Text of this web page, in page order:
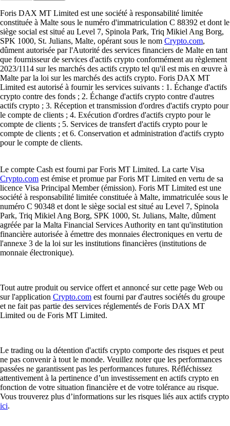
Foris DAX MT Limited est une société à responsabilité limitée
constituée à Malte sous le numéro d'immatriculation C 88392 et dont le
siège social est situé au Level 7, Spinola Park, Triq Mikiel Ang Borg,
SPK 1000, St. Julians, Malte, opérant sous le nom Crypto.com,
dûment autorisée par l'Autorité des services financiers de Malte en tant
que fournisseur de services d'actifs crypto conformément au règlement
2023/1114 sur les marchés des actifs crypto tel qu'il est mis en œuvre à
Malte par la loi sur les marchés des actifs crypto. Foris DAX MT
Limited est autorisé à fournir les services suivants : 1. Échange d'actifs
crypto contre des fonds ; 2. Échange d'actifs crypto contre d'autres
actifs crypto ; 3. Réception et transmission d'ordres d'actifs crypto pour
le compte de clients ; 4. Exécution d'ordres d'actifs crypto pour le
compte de clients ; 5. Services de transfert d'actifs crypto pour le
compte de clients ; et 6. Conservation et administration d'actifs crypto
pour le compte de clients.
Le compte Cash est fourni par Foris MT Limited. La carte Visa
Crypto.com est émise et promue par Foris MT Limited en vertu de sa
licence Visa Principal Member (émission). Foris MT Limited est une
société à responsabilité limitée constituée à Malte, immatriculée sous le
numéro C 90348 et dont le siège social est situé au Level 7, Spinola
Park, Triq Mikiel Ang Borg, SPK 1000, St. Julians, Malte, dûment
agréée par la Malta Financial Services Authority en tant qu'institution
financière autorisée à émettre des monnaies électroniques en vertu de
l'annexe 3 de la loi sur les institutions financières (institutions de
monnaie électronique).
Tout autre produit ou service offert et annoncé sur cette page Web ou
sur l'application Crypto.com est fourni par d'autres sociétés du groupe
et ne fait pas partie des services réglementés de Foris DAX MT
Limited ou de Foris MT Limited.
Le trading ou la détention d'actifs crypto comporte des risques et peut
ne pas convenir à tout le monde. Veuillez noter que les performances
passées ne garantissent pas les performances futures. Réfléchissez
attentivement à la pertinence d’un investissement en actifs crypto en
fonction de votre situation financière et de votre tolérance au risque.
Vous trouverez plus d’informations sur les risques liés aux actifs crypto
ici.